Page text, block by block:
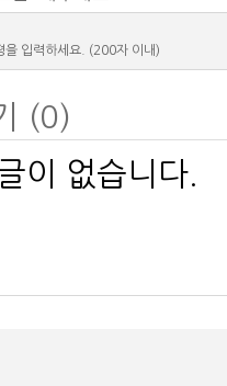
을 입력하세요. (200자 이내)
(0)
이 없습니다.